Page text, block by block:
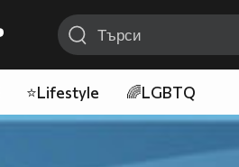
⭐Lifestyle 🌈LGBTQ